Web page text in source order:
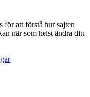
för att förstå hur sajten
när som helst ändra ditt